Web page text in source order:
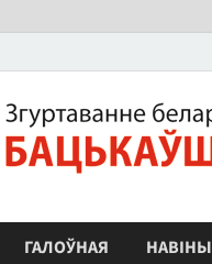
ЗБС
ГАЛОЎНАЯ